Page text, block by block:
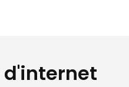
d'internet